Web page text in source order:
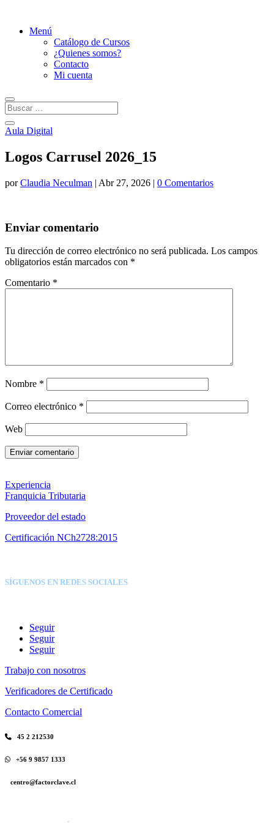
Menú
Catálogo de Cursos
¿Quienes somos?
Contacto
Mi cuenta
Aula Digital
Logos Carrusel 2026_15
porClaudia Neculman | Abr 27, 2026 | 0 Comentarios
Enviar comentario
Tu dirección de correo electrónico no será publicada. Los campos
obligatorios están marcados con *
Comentario *
Nombre *
Correo electrónico *
Web
Experiencia
Franquicia Tributaria
Proveedor del estado
Certificación NCh2728:2015
SÍGUENOS EN REDES SOCIALES
Seguir
Seguir
Seguir
Trabajo con nosotros
Verificadores de Certificado
Contacto Comercial
45 2 212530
+56 9 9857 1333
centro@factorclave.cl